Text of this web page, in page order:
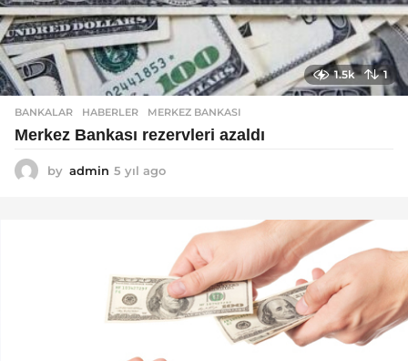
1.5k 1
BANKALAR ,HABERLER MERKEZ BANKASI
Merkez Bankası rezervleri azaldı
by admin 5 yıl ago
o